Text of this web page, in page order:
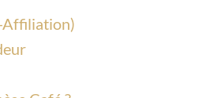
Affiliation)